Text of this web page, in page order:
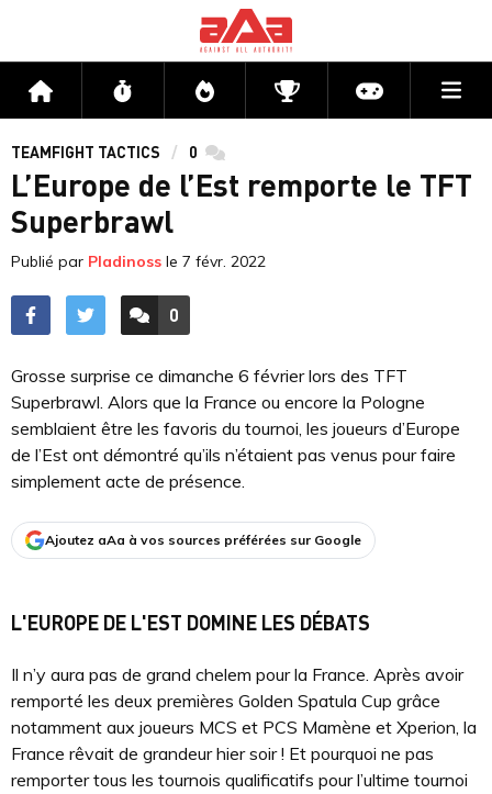
Accueil Flux Directs CompétitionsActu jeux
TEAMFIGHT TACTICS 0 commentaires
L’Europe de l’Est remporte le TFT
Superbrawl
Publié par Pladinoss le 7 févr. 2022
ACCÉDER AUX
0
COMMENTAIRES
Grosse surprise ce dimanche 6 février lors des TFT
Superbrawl. Alors que la France ou encore la Pologne
semblaient être les favoris du tournoi, les joueurs d’Europe
de l’Est ont démontré qu’ils n’étaient pas venus pour faire
simplement acte de présence.
Ajoutez aAa à vos sources préférées sur Google
L'EUROPE DE L'EST DOMINE LES DÉBATS
Il n’y aura pas de grand chelem pour la France. Après avoir
remporté les deux premières Golden Spatula Cup grâce
notamment aux joueurs MCS et PCS Mamène et Xperion, la
France rêvait de grandeur hier soir ! Et pourquoi ne pas
remporter tous les tournois qualificatifs pour l’ultime tournoi